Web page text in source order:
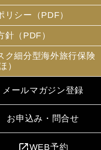
リシー（PDF）
針（PDF）
ク細分型海外旅行保険
）
メールマガジン登録
お申込み・問合せ
open_in_newWEB予約